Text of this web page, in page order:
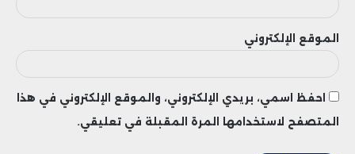
الدولي.
الموقع الإلكتروني
احفظ اسمي، بريدي الإلكتروني، والموقع الإلكتروني في هذا
المتصفح لاستخدامها المرة المقبلة في تعليقي.